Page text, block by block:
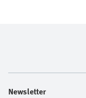
Newsletter